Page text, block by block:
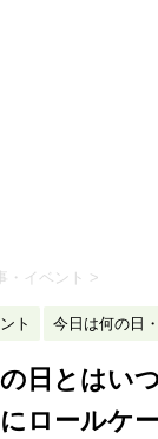
・イベント >
ト 今日は何の日
日とはい
ロールケ